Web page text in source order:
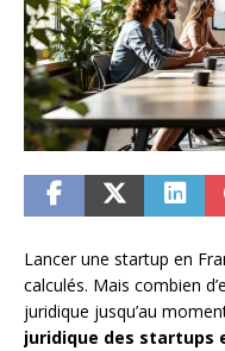
Lancer une startup en
calculés. Mais combien
juridique jusqu’au
juridique des startups